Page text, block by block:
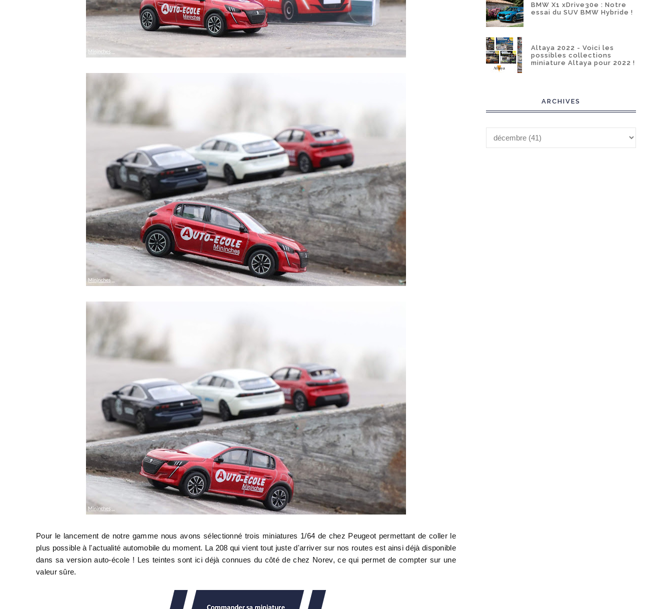
Pour le lancement de notre gamme nous avons sélectionné trois miniatures 1/64 de chez Peugeot permettant de coller le
plus possible à l'actualité automobile du moment. La 208 qui vient tout juste d'arriver sur nos routes est ainsi déjà disponible
dans sa version auto-école ! Les teintes sont ici déjà connues du côté de chez Norev, ce qui permet de compter sur une
valeur sûre.
BMW X1 xDrive30e : Notre
essai du SUV BMW Hybride !
Altaya 2022 - Voici les
possibles collections
miniature Altaya pour 2022 !
ARCHIVES